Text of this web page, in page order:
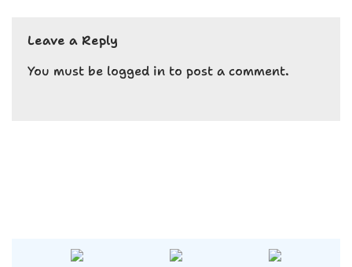
e
b
o
ts
A
p
g
r
a
Leave a Reply
You must be logged in to post a comment.